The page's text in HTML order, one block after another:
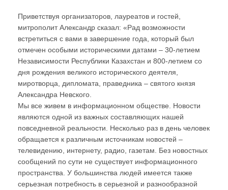
Приветствуя организаторов, лауреатов и гостей,
митрополит Александр сказал: «Рад возможности
встретиться с вами в завершение года, который был
отмечен особыми историческими датами – 30-летием
Независимости Республики Казахстан и 800-летием со
дня рождения великого исторического деятеля,
миротворца, дипломата, праведника – святого князя
Александра Невского.
Мы все живем в информационном обществе. Новости
являются одной из важных составляющих нашей
повседневной реальности. Несколько раз в день человек
обращается к различным источникам новостей –
телевидению, интернету, радио, газетам. Без новостных
сообщений по сути не существует информационного
пространства. У большинства людей имеется также
серьезная потребность в серьезной и разнообразной